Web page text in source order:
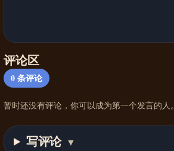
评论区
0条评论
暂时还没有评论，你可以成为第一个发言的人。
写评论 ▼